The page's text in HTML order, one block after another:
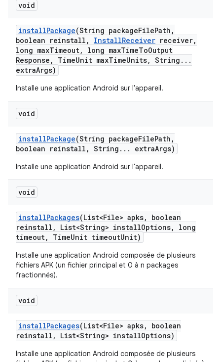
void
installPackage(String packageFilePath ,
boolean reinstall , InstallReceiver receiver,
long maxTimeout, long maxTimeToOutput
Response , TimeUnit maxTimeUnits, String . . .
extraArgs)
Installe une application Android sur l'appareil.
void
installPackage(String packageFilePath ,
boolean reinstall , String . . . extraArgs)
Installe une application Android sur l'appareil.
void
installPackages(List<File> apks,
boolean
reinstall , List<String> installOptions,
long
timeout, TimeUnit timeoutUnit)
Installe une application Android composée de plusieurs
fichiers APK (un fichier principal et 0 à n packages
fractionnés).
void
installPackages(List<File> apks,
boolean
reinstall , List<String> installOptions)
Installe une application Android composée de plusieurs